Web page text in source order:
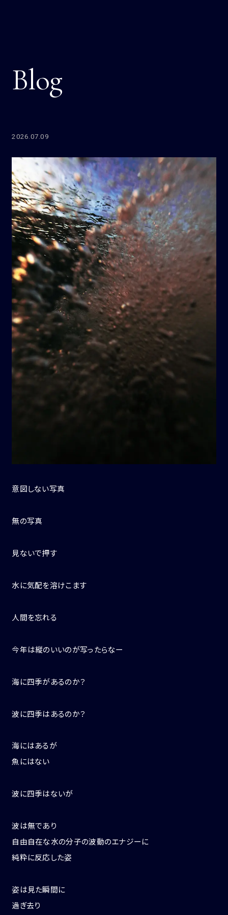
Blog
2026.07.09
意図しない写真
無の写真
見ないで押す
水に気配を溶けこます
人間を忘れる
今年は縦のいいのが写ったらなー
海に四季があるのか？
波に四季はあるのか？
海にはあるが
魚にはない
波に四季はないが
波は無であり
自由自在な水の分子の波動のエナジーに
純粋に反応した姿
姿は見た瞬間に
過ぎ去り